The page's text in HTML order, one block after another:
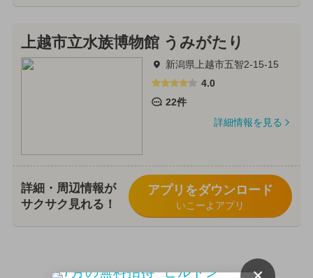
上越市立水族博物館 うみがたり
新潟県上越市五智2-15-15
4.0
22件
詳細情報を見る
詳細・周辺情報が
サクサク見れる！
アプリをダウンロード
いこーよアプリ